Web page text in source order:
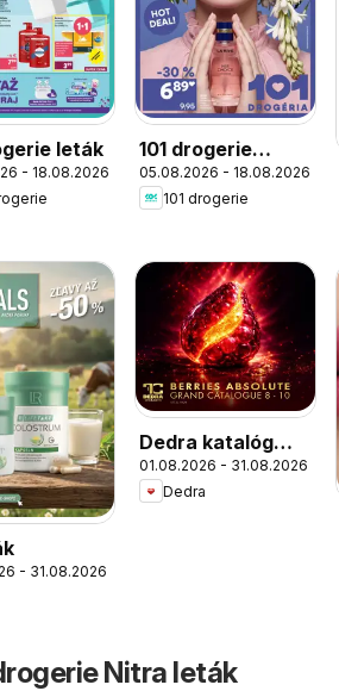
leták
- 18.08.2026
101 drogerie
inšpiruj sa našou
Emilie
05.08.2026 - 18.08.2026
101 drogerie
- 31.08.2026
Dedra katalóg
august 2026
01.08.2026 - 31.08.2026
Dedra
Nitra leták